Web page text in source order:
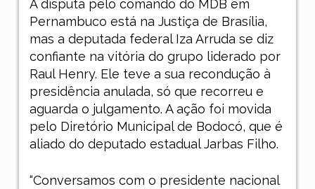
A disputa pelo comando do MDB em
Pernambuco está na Justiça de Brasília,
mas a deputada federal Iza Arruda se diz
confiante na vitória do grupo liderado por
Raul Henry. Ele teve a sua recondução à
presidência anulada, só que recorreu e
aguarda o julgamento. A ação foi movida
pelo Diretório Municipal de Bodocó, que é
aliado do deputado estadual Jarbas Filho.
“Conversamos com o presidente nacional